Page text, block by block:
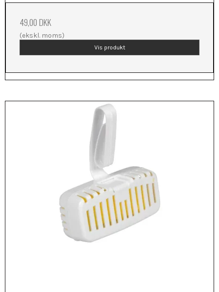
49,00 DKK
(ekskl. moms)
Vis produkt